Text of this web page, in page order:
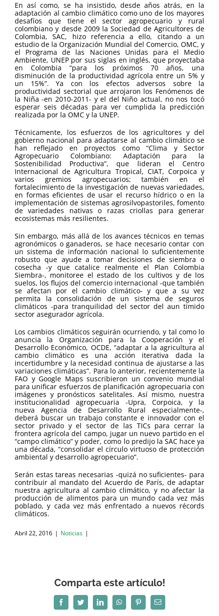
En así como, se ha insistido, desde años atrás, en la
adaptación al cambio climático como uno de los mayores
desafíos que tiene el sector agropecuario y rural
colombiano y desde 2009 la Sociedad de Agricultores de
Colombia, SAC, hizo referencia a ello, citando a un
estudio de la Organización Mundial del Comercio, OMC, y
el Programa de las Naciones Unidas para el Medio
Ambiente, UNEP por sus siglas en inglés, que proyectaba
en Colombia “para los próximos 70 años, una
disminución de la productividad agrícola entre un 5% y
un 15%”. Ya con los efectos adversos sobre la
productividad sectorial que arrojaron los Fenómenos de
la Niña -en 2010-2011- y el del Niño actual, no nos tocó
esperar seis décadas para ver cumplida la predicción
realizada por la OMC y la UNEP.
Técnicamente, los esfuerzos de los agricultores y del
gobierno nacional para adaptarse al cambio climático se
han reflejado en proyectos como “Clima y Sector
Agropecuario Colombiano: Adaptación para la
Sostenibilidad Productiva”, que lideran el Centro
Internacional de Agricultura Tropical, CIAT, Corpoica y
varios gremios agropecuarios; también en el
fortalecimiento de la investigación de nuevas variedades,
en formas eficientes de usar el recurso hídrico o en la
implementación de sistemas agrosilvopastoriles, fomento
de variedades nativas o razas criollas para generar
ecosistemas más resilientes.
Sin embargo, más allá de los avances técnicos en temas
agronómicos o ganaderos, se hace necesario contar con
un sistema de información nacional lo suficientemente
robusto que ayude a tomar decisiones de siembra o
cosecha -y que catalice realmente el Plan Colombia
Siembra-, monitoree el estado de los cultivos y de los
suelos, los flujos del comercio internacional -que también
se afectan por el cambio climático- y que a su vez
permita la consolidación de un sistema de seguros
climáticos -para tranquilidad del sector del aun tímido
sector asegurador agrícola.
Los cambios climáticos seguirán ocurriendo, y tal como lo
anuncia la Organización para la Cooperación y el
Desarrollo Económico, OCDE, “adaptar a la agricultura al
cambio climático es una acción iterativa dada la
incertidumbre y la necesidad continua de ajustarse a las
variaciones climáticas”. Para lo anterior, recientemente la
FAO y Google Maps suscribieron un convenio mundial
para unificar esfuerzos de planificación agropecuaria con
imágenes y pronósticos satelitales. Así mismo, nuestra
institucionalidad agropecuaria -Upra, Corpoica, y la
nueva Agencia de Desarrollo Rural especialmente-,
deberá buscar un trabajo constante e innovador con el
sector privado y el sector de las TICs para cerrar la
frontera agrícola del campo, jugar un nuevo partido en el
“campo climático” y poder, como lo predijo la SAC hace ya
una década, “consolidar el círculo virtuoso de protección
ambiental y desarrollo agropecuario”.
Serán estas tareas necesarias -quizá no suficientes- para
contribuir al mandato del Acuerdo de París, de adaptar
nuestra agricultura al cambio climático, y no afectar la
producción de alimentos para un mundo cada vez más
poblado, y cada vez más enfrentado a nuevos récords
climáticos.
Abril 22, 2016 | Noticias |
Comparta este artículo!
FacebookTwitterLinkedInWhatsAppPinterestCorreo
electrónico